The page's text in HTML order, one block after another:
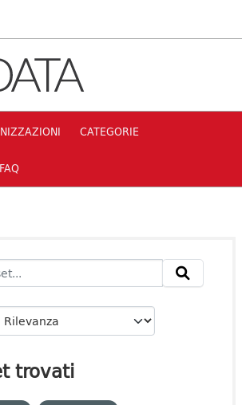
CATEGORIE
FAQ
trovati